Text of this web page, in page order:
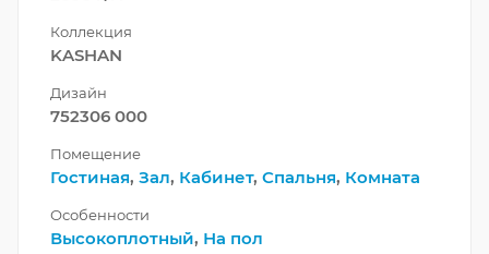
Коллекция
KASHAN
Дизайн
752306 000
Помещение
Гостиная, Зал, Кабинет, Спальня, Комната
Особенности
Высокоплотный, На пол